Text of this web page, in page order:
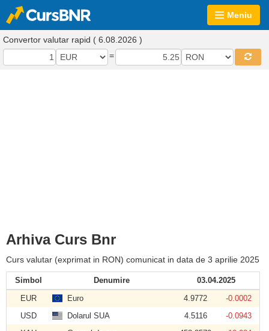
Meniu
Convertor valutar rapid ( 6.08.2026 )
=
Arhiva Curs Bnr
Curs valutar (exprimat in RON) comunicat in data de 3 aprilie 2025
Simbol Denumire
03.04.2025
EUR
Euro 4.9772
-0.0002
USD
Dolarul SUA 4.5116
-0.0943